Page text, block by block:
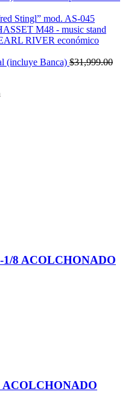
Stingl” mod. AS-045
M48 - music stand
RIVER económico
(incluye Banca) $31,999.00
8 ACOLCHONADO